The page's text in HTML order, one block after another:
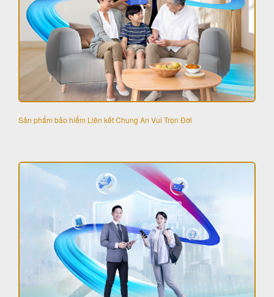
Sản phẩm bảo hiểm Liên kết Chung An Vui Trọn Đời